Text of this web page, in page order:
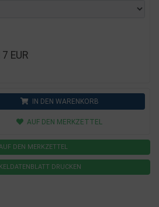
EUR
IN DEN WARENKORB
AUF DEN MERKZETTEL
DEN MERKZETTEL
DRUCKEN